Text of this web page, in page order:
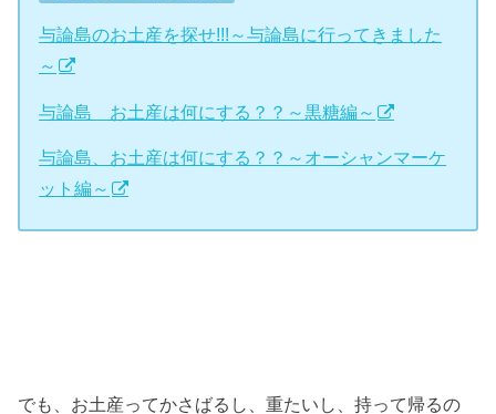
与論島のお土産を探せ!!!～与論島に行ってきました
～
与論島 お土産は何にする？？～黒糖編～
与論島、お土産は何にする？？～オーシャンマーケ
ット編～
でも、お土産ってかさばるし、重たいし、持って帰るの